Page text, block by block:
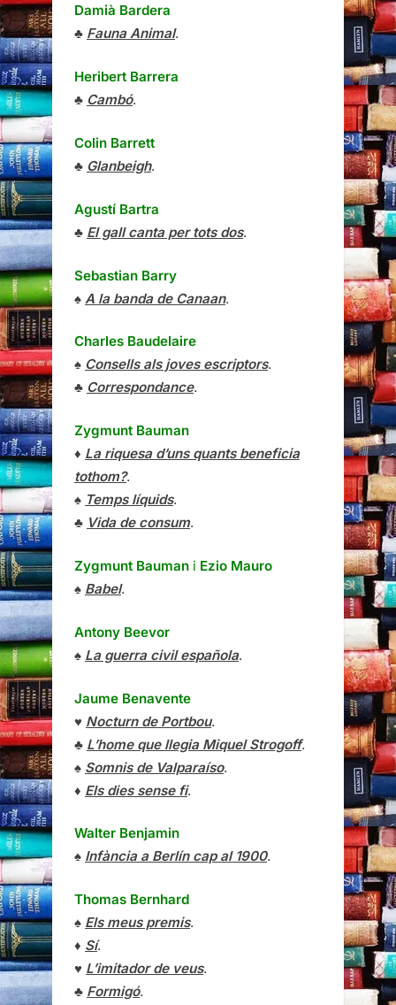
Damià Bardera
♣ Fauna Animal.
Heribert Barrera
♣ Cambó.
Colin Barrett
♣ Glanbeigh.
Agustí Bartra
♣ El gall canta per tots dos.
Sebastian Barry
♠ A la banda de Canaan.
Charles Baudelaire
♠ Consells als joves escriptors.
♣ Correspondance.
Zygmunt Bauman
♦ La riquesa d’uns quants beneficia
tothom?.
♠ Temps líquids.
♣ Vida de consum.
Zygmunt Bauman i Ezio Mauro
♠ Babel.
Antony Beevor
♠ La guerra civil española.
Jaume Benavente
♥ Nocturn de Portbou.
♣ L’home que llegia Miquel Strogoff.
♠ Somnis de Valparaíso.
♦ Els dies sense fi.
Walter Benjamin
♠ Infància a Berlín cap al 1900.
Thomas Bernhard
♠ Els meus premis.
♦ Sí.
♥ L’imitador de veus.
♣ Formigó.